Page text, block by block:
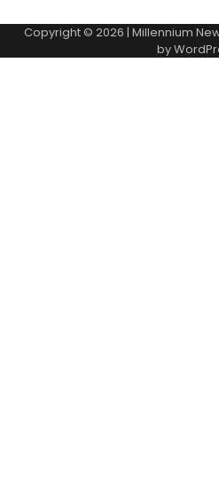
Copyright © 2026 | Millennium
by